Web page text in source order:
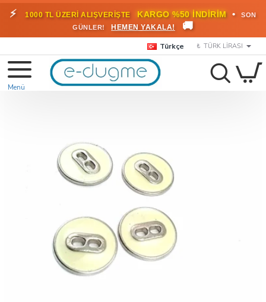
⚡ 1000 TL ÜZERİ ALIŞVERİŞTE KARGO %50 İNDİRİM •
SON
GÜNLER!
HEMEN YAKALA! 🚚
Türkçe ₺ TÜRK LIRASI